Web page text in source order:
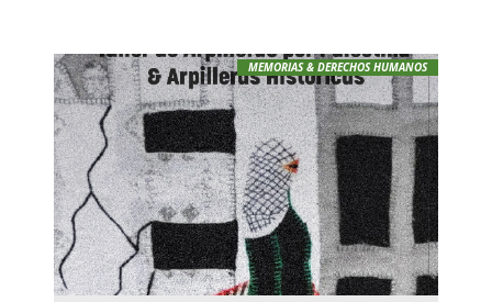
MEMORIAS & DERECHOS HUMANOS